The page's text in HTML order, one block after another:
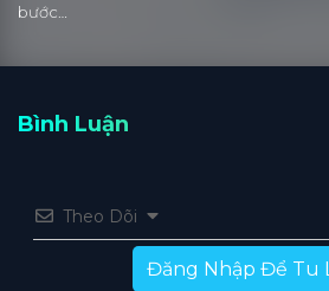
bước…
Bình Luận
Theo Dõi
Đăng Nhập Để Tu